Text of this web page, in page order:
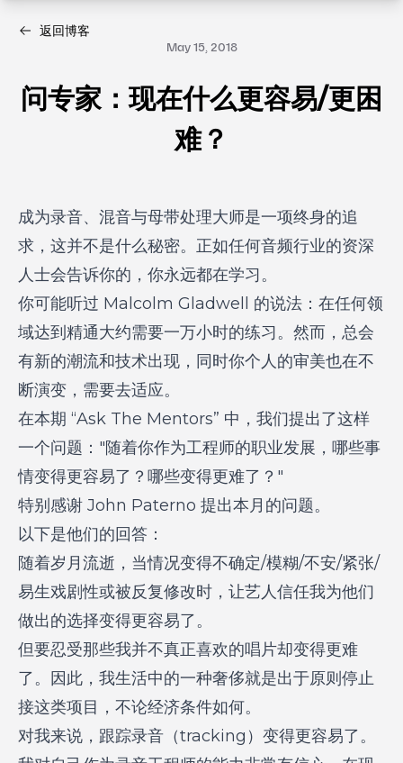
返回博客
May 15, 2018
问专家：现在什么更容易/更困
难？
成为录音、混音与母带处理大师是一项终身的追
求，这并不是什么秘密。正如任何音频行业的资深
人士会告诉你的，你永远都在学习。
你可能听过 Malcolm Gladwell 的说法：在任何领
域达到精通大约需要一万小时的练习。然而，总会
有新的潮流和技术出现，同时你个人的审美也在不
断演变，需要去适应。
在本期 “Ask The Mentors” 中，我们提出了这样
一个问题："随着你作为工程师的职业发展，哪些事
情变得更容易了？哪些变得更难了？"
特别感谢 John Paterno 提出本月的问题。
以下是他们的回答：
随着岁月流逝，当情况变得不确定/模糊/不安/紧张/
易生戏剧性或被反复修改时，让艺人信任我为他们
做出的选择变得更容易了。
但要忍受那些我并不真正喜欢的唱片却变得更难
了。因此，我生活中的一种奢侈就是出于原则停止
接这类项目，不论经济条件如何。
对我来说，跟踪录音（tracking）变得更容易了。